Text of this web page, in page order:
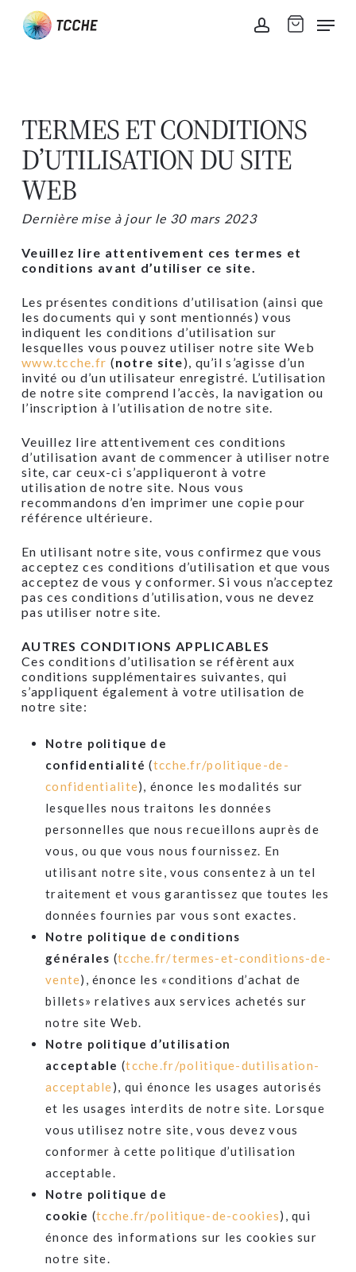
account
TERMES ET CONDITIONS
D’UTILISATION DU SITE
WEB
Dernière mise à jour le 30 mars 2023
Veuillez lire attentivement ces termes et
conditions avant d’utiliser ce site.
Les présentes conditions d’utilisation (ainsi que
les documents qui y sont mentionnés) vous
indiquent les conditions d’utilisation sur
lesquelles vous pouvez utiliser notre site Web
www.tcche.fr (notre site), qu’il s’agisse d’un
invité ou d’un utilisateur enregistré. L’utilisation
de notre site comprend l’accès, la navigation ou
l’inscription à l’utilisation de notre site.
Veuillez lire attentivement ces conditions
d’utilisation avant de commencer à utiliser notre
site, car ceux-ci s’appliqueront à votre
utilisation de notre site. Nous vous
recommandons d’en imprimer une copie pour
référence ultérieure.
En utilisant notre site, vous confirmez que vous
acceptez ces conditions d’utilisation et que vous
acceptez de vous y conformer. Si vous n’acceptez
pas ces conditions d’utilisation, vous ne devez
pas utiliser notre site.
AUTRES CONDITIONS APPLICABLES
Ces conditions d’utilisation se réfèrent aux
conditions supplémentaires suivantes, qui
s’appliquent également à votre utilisation de
notre site:
Notre politique de
confidentialité(tcche.fr/politique-de-
confidentialite), énonce les modalités sur
lesquelles nous traitons les données
personnelles que nous recueillons auprès de
vous, ou que vous nous fournissez. En
utilisant notre site, vous consentez à un tel
traitement et vous garantissez que toutes les
données fournies par vous sont exactes.
Notre politique de conditions
générales (tcche.fr/termes-et-conditions-de-
vente), énonce les «conditions d’achat de
billets» relatives aux services achetés sur
notre site Web.
Notre politique d’utilisation
acceptable (tcche.fr/politique-dutilisation-
acceptable), qui énonce les usages autorisés
et les usages interdits de notre site. Lorsque
vous utilisez notre site, vous devez vous
conformer à cette politique d’utilisation
acceptable.
Notre politique de
cookie (tcche.fr/politique-de-cookies), qui
énonce des informations sur les cookies sur
notre site.